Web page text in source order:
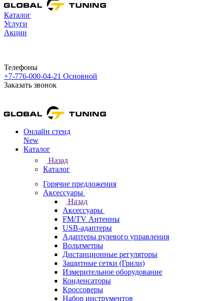
Каталог
Услуги
Акции
Телефоны
+7-776-000-04-21 Основной
Заказать звонок
Онлайн стенд
New
Каталог
Назад
Каталог
Горячие предложения
Аксессуары
Назад
Аксессуары
FM/TV Антенны
USB-адаптеры
Адаптеры рулевого управления
Вольтметры
Дистанционные регуляторы
Защитные сетки (Грили)
Измерительное оборудование
Конденсаторы
Кроссоверы
Набор инструментов